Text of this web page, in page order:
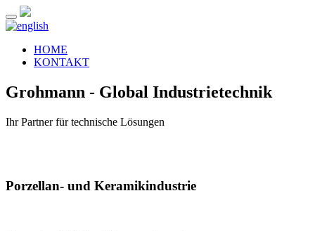
HOME
KONTAKT
Grohmann - Global Industrietechnik
Ihr Partner für technische Lösungen
Porzellan- und Keramikindustrie